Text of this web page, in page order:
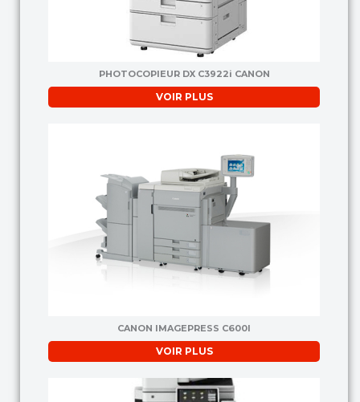
PHOTOCOPIEUR DX C3922i CANON
VOIR PLUS
CANON IMAGEPRESS C600I
VOIR PLUS